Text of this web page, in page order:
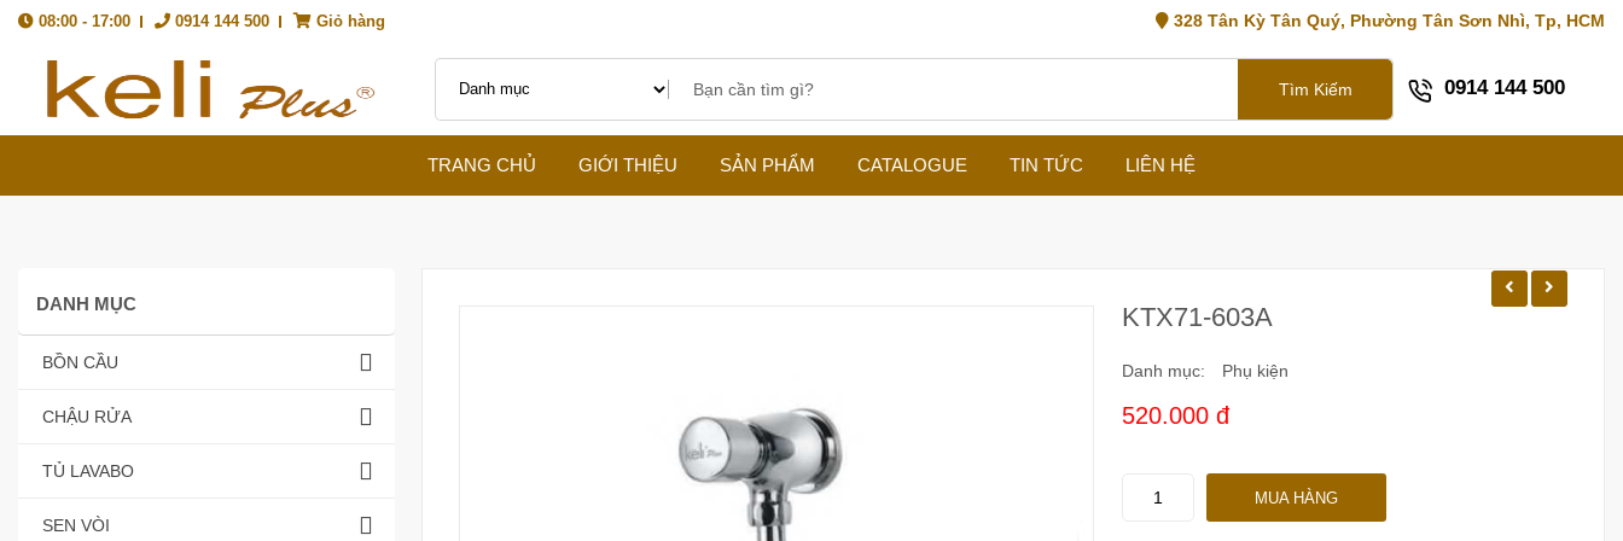
08:00 - 17:00 0914 144 500 Giỏ hàng 328 Tân Kỳ Tân Quý, Phường Tân Sơn Nhì, Tp, HCM
Tìm Kiếm 0914 144 500
TRANG CHỦ GIỚI THIỆU SẢN PHẨM CATALOGUE TIN TỨC LIÊN HỆ
DANH MỤC
BỒN CẦU
CHẬU RỬA
TỦ LAVABO
SEN VÒI
KTX71-603A
Danh mục: Phụ kiện
520.000 đ
MUA HÀNG